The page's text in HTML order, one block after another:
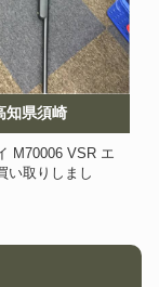
知県須崎
M70006 VSR エ
い取りしまし